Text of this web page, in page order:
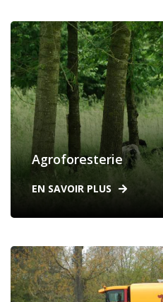
Agroforesterie
EN SAVOIR PLUS